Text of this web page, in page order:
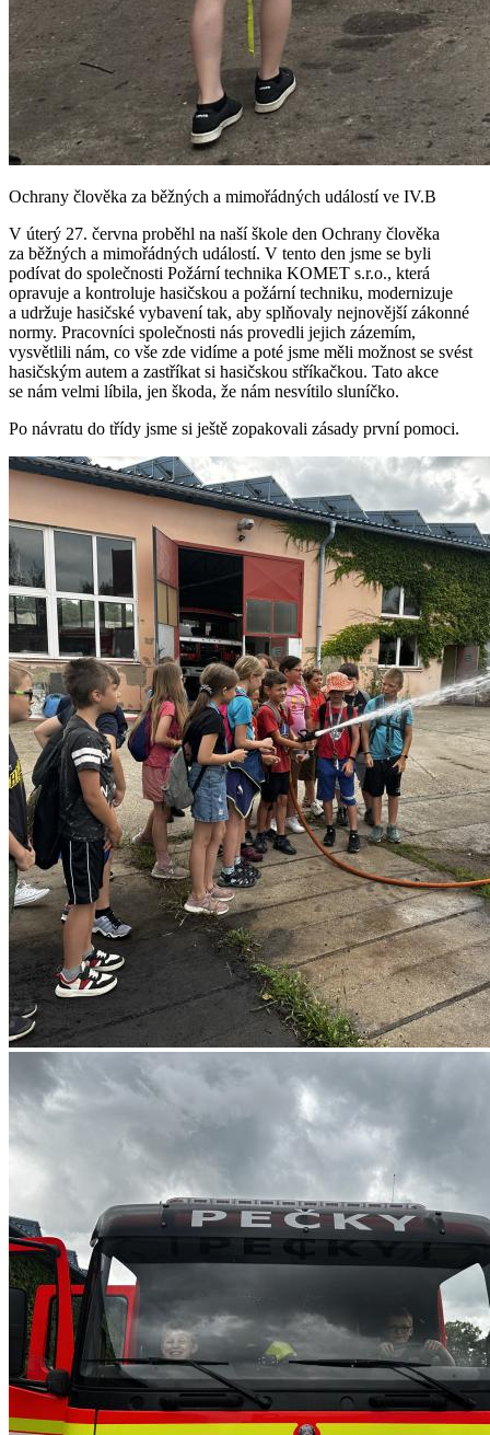
Ochrany člověka za běžných a mimořádných událostí ve IV.B
V úterý 27. června proběhl na naší škole den Ochrany člověka
za běžných a mimořádných událostí. V tento den jsme se byli
podívat do společnosti Požární technika KOMET s.r.o., která
opravuje a kontroluje hasičskou a požární techniku, modernizuje
a udržuje hasičské vybavení tak, aby splňovaly nejnovější zákonné
normy. Pracovníci společnosti nás provedli jejich zázemím,
vysvětlili nám, co vše zde vidíme a poté jsme měli možnost se svést
hasičským autem a zastříkat si hasičskou stříkačkou. Tato akce
se nám velmi líbila, jen škoda, že nám nesvítilo sluníčko.
Po návratu do třídy jsme si ještě zopakovali zásady první pomoci.